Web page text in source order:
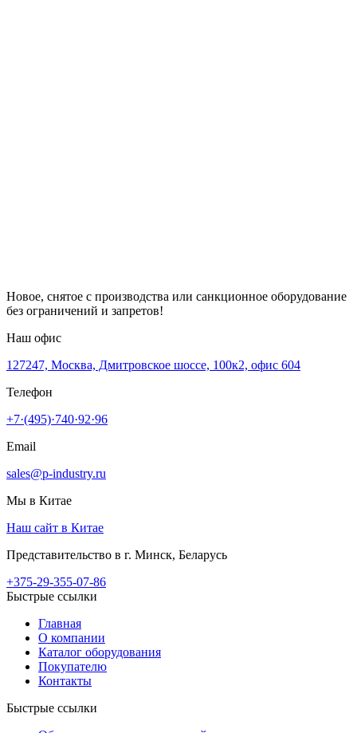
Новое, снятое с производства или санкционное оборудование
без ограничений и запретов!
Наш офис
127247, Москва, Дмитровское шоссе, 100к2, офис 604
Телефон
+7·(495)·740·92·96
Email
sales@p-industry.ru
Мы в Китае
Наш сайт в Китае
Представительство в г. Минск, Беларусь
+375-29-355-07-86
Быстрые ссылки
Главная
О компании
Каталог оборудования
Покупателю
Контакты
Быстрые ссылки